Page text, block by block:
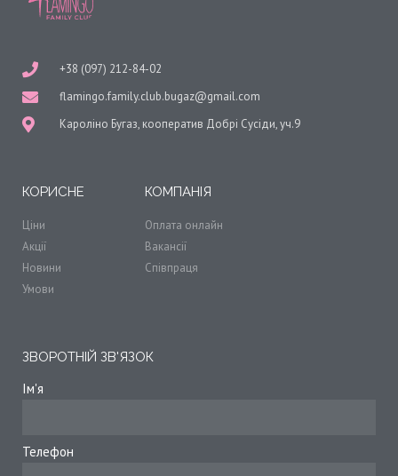
+38 (097) 212-84-02
flamingo.family.club.bugaz@gmail.com
Кароліно Бугаз, кооператив Добрі Сусіди, уч.9
КОРИСНЕ
Ціни
Акції
Новини
Умови
КОМПАНІЯ
Оплата онлайн
Вакансії
Співпраця
ЗВОРОТНІЙ ЗВ'ЯЗОК
Ім'я
Телефон